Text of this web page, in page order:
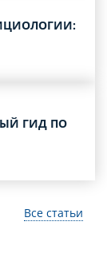
ГИД ПО
Все статьи